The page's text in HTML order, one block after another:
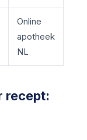
Online
apotheek
NL
recept: